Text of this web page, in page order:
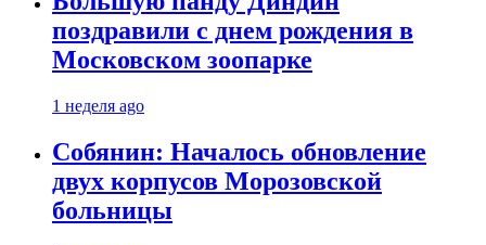
поздравили с днем рождения в
Московском зоопарке
1 неделя ago
Собянин: Началось обновление
двух корпусов Морозовской
больницы